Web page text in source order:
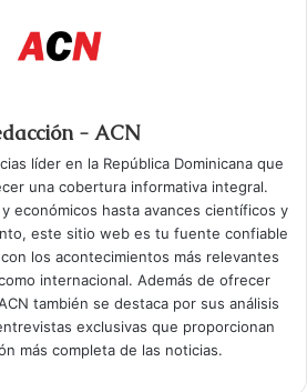
- ACN
líder en la República Dominicana que
una cobertura informativa integral.
económicos hasta avances científicos y
este sitio web es tu fuente confiable
los acontecimientos más relevantes
internacional. Además de ofrecer
también se destaca por sus análisis
exclusivas que proporcionan
más completa de las noticias.